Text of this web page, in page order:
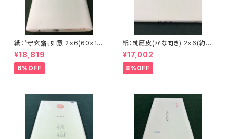
紙：〝守玄齋〟如意 2×6(60×18
0㎝) (かな向き) <商品番号15
63>
¥18,819
6%OFF
紙：純雁皮(かな向き) 2×6(約6
0×180㎝) 耳付きのため実寸よ
り少々 長くなります <商品番
号1565>
¥17,002
8%OFF